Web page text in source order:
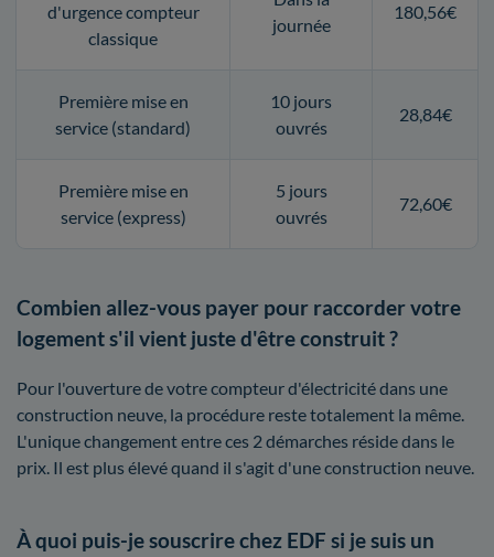
d'urgence compteur
classique
journée
180,56€
Première mise en
service (standard)
10 jours
ouvrés
28,84€
Première mise en
service (express)
5 jours
ouvrés
72,60€
Combien allez-vous payer pour raccorder votre
logement s'il vient juste d'être construit ?
Pour l'ouverture de votre compteur d'électricité dans une
construction neuve, la procédure reste totalement la même.
L'unique changement entre ces 2 démarches réside dans le
prix. Il est plus élevé quand il s'agit d'une construction neuve.
À quoi puis-je souscrire chez EDF si je suis un